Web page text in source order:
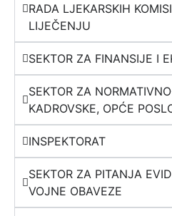
RADA LJEKARSKIH
LIJEČENJU
SEKTOR ZA FINANSIJE I
SEKTOR ZA
KADROVSKE, OPĆE
INSPEKTORAT
SEKTOR ZA PITANJA
VOJNE OBAVEZE